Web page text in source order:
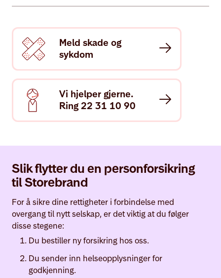
Meld skade og
sykdom
Vi hjelper gjerne.
Ring 22 31 10 90
Slik flytter du en personforsikring
til Storebrand
For å sikre dine rettigheter i forbindelse med
overgang til nytt selskap, er det viktig at du følger
disse stegene:
Du bestiller ny forsikring hos oss.
Du sender inn helseopplysninger for
godkjenning.